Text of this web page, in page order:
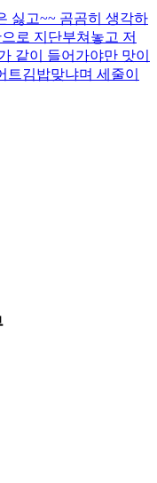
싫고~~ 곰곰히 생각하
로 지단부쳐놓고 저
같이 들어가야만 맛이
김밥맞냐며 세줄이